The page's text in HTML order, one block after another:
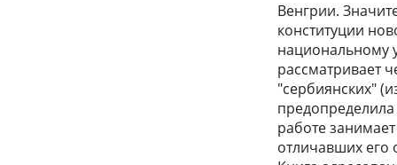
Венгрии.
конституции
национальному
рассматривает
"сербиянских"
работе
отличавших его